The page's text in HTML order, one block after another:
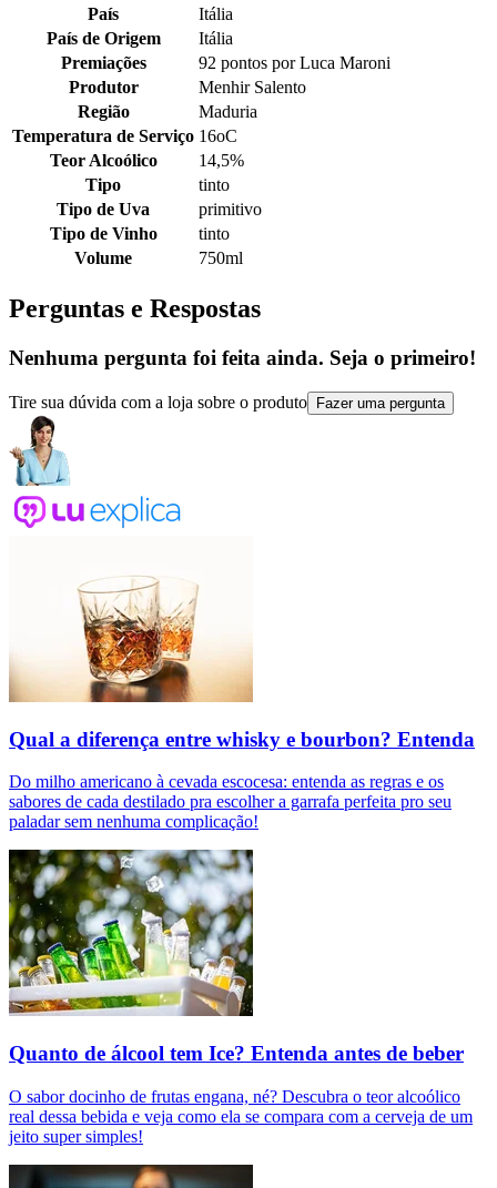
País
Itália
País de Origem
Itália
Premiações
92 pontos por Luca Maroni
Produtor
Menhir Salento
Região
Maduria
Temperatura de Serviço 16oC
Teor Alcoólico
14,5%
Tipo
tinto
Tipo de Uva
primitivo
Tipo de Vinho
tinto
Volume
750ml
Perguntas e Respostas
Nenhuma pergunta foi feita ainda. Seja o primeiro!
Tire sua dúvida com a loja sobre o produto Fazer uma pergunta
Qual a diferença entre whisky e bourbon? Entenda
Do milho americano à cevada escocesa: entenda as regras e os
sabores de cada destilado pra escolher a garrafa perfeita pro seu
paladar sem nenhuma complicação!
Quanto de álcool tem Ice? Entenda antes de beber
O sabor docinho de frutas engana, né? Descubra o teor alcoólico
real dessa bebida e veja como ela se compara com a cerveja de um
jeito super simples!